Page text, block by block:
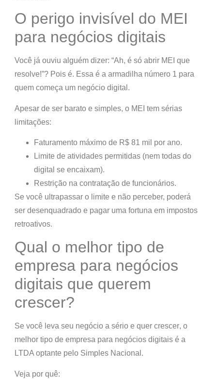
O perigo invisível do MEI
para negócios digitais
Você já ouviu alguém dizer: “Ah, é só abrir MEI que
resolve!”? Pois é. Essa é a armadilha número 1 para
quem começa um negócio digital .
Apesar de ser barato e simples, o MEI tem sérias
limitações:
Faturamento máximo de R$ 81 mil por ano.
Limite de atividades permitidas (nem todas do
digital se encaixam).
Restrição na contratação de funcionários.
Se você ultrapassar o limite e não perceber, poderá
ser desenquadrado e pagar uma fortuna em impostos
retroativos.
Qual o melhor tipo de
empresa para negócios
digitais que querem
crescer?
Se você leva seu negócio a sério e quer crescer, o
melhor tipo de empresa para negócios digitais é a
LTDA optante pelo Simples Nacional .
Veja por quê: